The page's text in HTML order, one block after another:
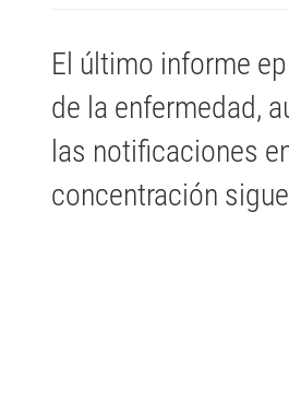
El último informe
de la enfermedad,
las notificaciones
concentración